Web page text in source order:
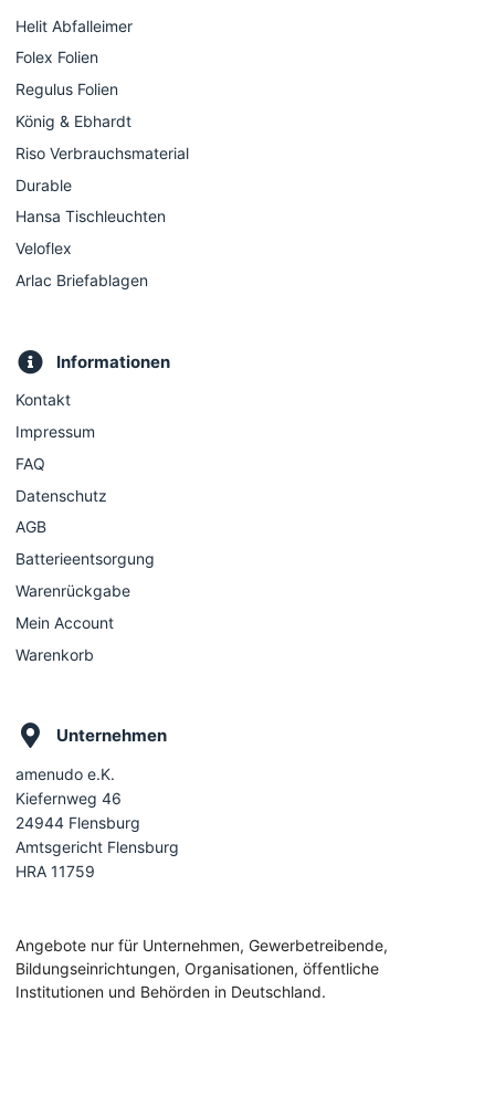
Helit Abfalleimer
Folex Folien
Regulus Folien
König & Ebhardt
Riso Verbrauchsmaterial
Durable
Hansa Tischleuchten
Veloflex
Arlac Briefablagen
Informationen
Kontakt
Impressum
FAQ
Datenschutz
AGB
Batterieentsorgung
Warenrückgabe
Mein Account
Warenkorb
Unternehmen
amenudo e.K.
Kiefernweg 46
24944 Flensburg
Amtsgericht Flensburg
HRA 11759
Angebote nur für Unternehmen, Gewerbetreibende,
Bildungseinrichtungen, Organisationen, öffentliche
Institutionen und Behörden in Deutschland.